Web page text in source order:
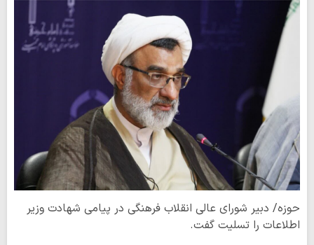
حوزه/ دبیر شورای عالی انقلاب فرهنگی در پیامی شهادت وزیر
اطلاعات را تسلیت گفت.